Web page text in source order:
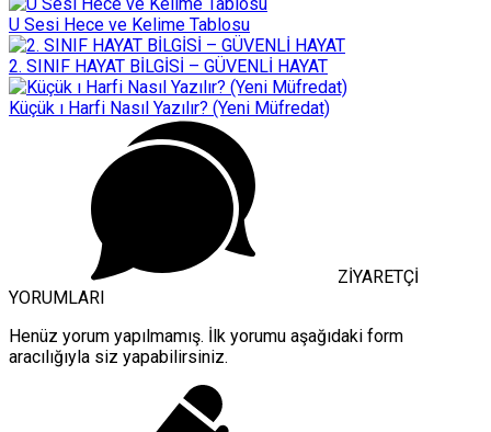
U Sesi Hece ve Kelime Tablosu
2. SINIF HAYAT BİLGİSİ – GÜVENLİ HAYAT
Küçük ı Harfi Nasıl Yazılır? (Yeni Müfredat)
ZİYARETÇİ
YORUMLARI
Henüz yorum yapılmamış. İlk yorumu aşağıdaki form
aracılığıyla siz yapabilirsiniz.